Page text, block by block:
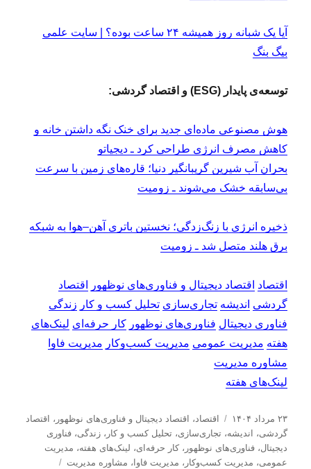
آیا یک شبانه روز همیشه ۲۴ ساعت بوده؟ | سایت علمی
بیگ بنگ
توسعه‌ی پایدار (ESG) و اقتصاد گردشی:
هوش مصنوعی ماده‌ای جدید برای خنک نگه داشتن خانه و
کاهش مصرف انرژی طراحی کرد ـ دیجیاتو
بحران آب شیرین گریبانگیر دنیا؛ قاره‌های زمین با سرعت
بی‌سابقه خشک می‌شوند ـ زومیت
ذخیره انرژی با زنگ‌زدگی؛ نخستین باتری آهن–هوا به شبکه
برق هلند متصل شد ـ زومیت
اقتصاد اقتصاد دیجیتال و فناوری‌های نوظهور
اقتصاد
گردشی اندیشه تجاری‌سازی تحلیل کسب و کار زندگی
فناوری دیجیتال فناوری‌های نوظهور کار حرفه‌ای لینک‌های
هفته مدیریت عمومی مدیریت کسب‌و‌کار مدیریت فاوا
مشاوره مدیریت
لینک‌های هفته
ا
ر
س
ا
۲۳ مرداد ۱۴۰۴
د
س
ت
ه‌
اقتصاد ، اقتصاد دیجیتال و فناوری‌های نوظهور ، اقتصاد
گردشی، اندیشه،تجاری‌سازی،تحلیل كسب و كار ،زندگی،فناوری
دیجیتال،فناوری‌های نوظهور ،کار حرفه‌ای، لینک‌های هفته، مدیریت
عمومی، مدیریت كسب‌و‌كار ، مدیریت فاوا، مشاوره مدیریت